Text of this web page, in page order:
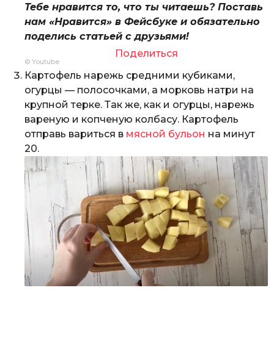
Тебе нравится то, что ты читаешь? Поставь
нам «Нравится» в Фейсбуке и обязательно
поделись статьей с друзьями!
Поделиться
© Youtube
Картофель нарежь средними кубиками,
огурцы — полосочками, а морковь натри на
крупной терке. Так же, как и огурцы, нарежь
вареную и копченую колбасу. Картофель
отправь вариться в мясной бульон на минут
20.